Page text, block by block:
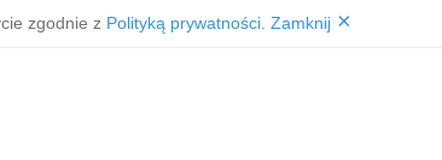
zgodnie z Polityką prywatności Zamknij ×